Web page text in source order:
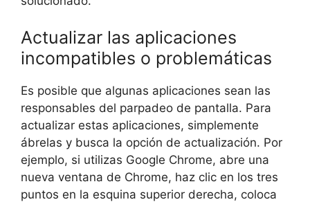
Actualizar las aplicaciones
incompatibles o problemáticas
Es posible que algunas aplicaciones sean las
responsables del parpadeo de pantalla. Para
actualizar estas aplicaciones, simplemente
ábrelas y busca la opción de actualización. Por
ejemplo, si utilizas Google Chrome, abre una
nueva ventana de Chrome, haz clic en los tres
puntos en la esquina superior derecha, coloca